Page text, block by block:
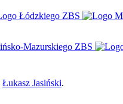
Łukasz Jasiński.